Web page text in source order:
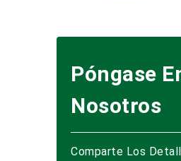
Póngase
Nosotros
Comparte Los